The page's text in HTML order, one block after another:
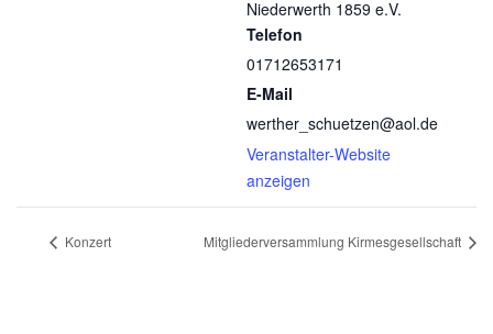
Niederwerth 1859 e.V.
Telefon
01712653171
E-Mail
werther_schuetzen@aol.de
Veranstalter-Website
anzeigen
Konzert Mitgliederversammlung Kirmesgesellschaft